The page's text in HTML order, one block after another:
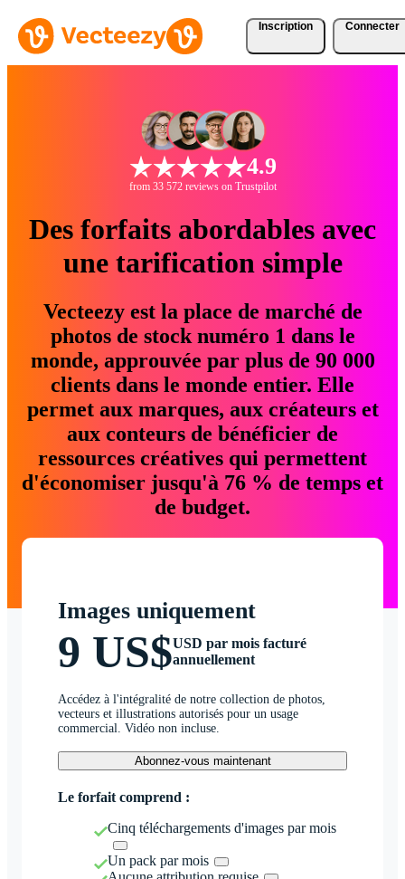
Inscription Connecter
4.9
from 33 572 reviews on Trustpilot
Des forfaits abordables avec
une tarification simple
Vecteezy est la place de marché de
photos de stock numéro 1 dans le
monde, approuvée par plus de 90 000
clients dans le monde entier. Elle
permet aux marques, aux créateurs et
aux conteurs de bénéficier de
ressources créatives qui permettent
d'économiser jusqu'à 76 % de temps et
de budget.
Images uniquement
9 US$USD par mois facturé
annuellement
Accédez à l'intégralité de notre collection de photos,
vecteurs et illustrations autorisés pour un usage
commercial. Vidéo non incluse.
Abonnez-vous maintenant
Le forfait comprend :
Cinq téléchargements d'images par mois
Un pack par mois